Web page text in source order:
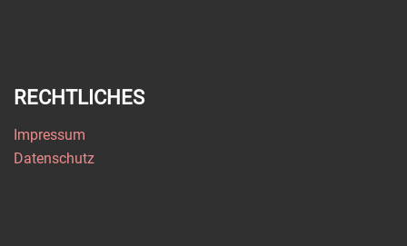
RECHTLICHES
Impressum
Datenschutz